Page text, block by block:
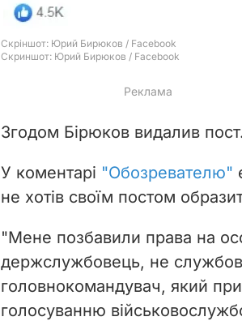
Згодом Бірюков видалив
У коментарі "Обозревателю"
не хотів своїм постом
"Мене позбавили права на
держслужбовець, не
головнокомандувач, який
голосуванню